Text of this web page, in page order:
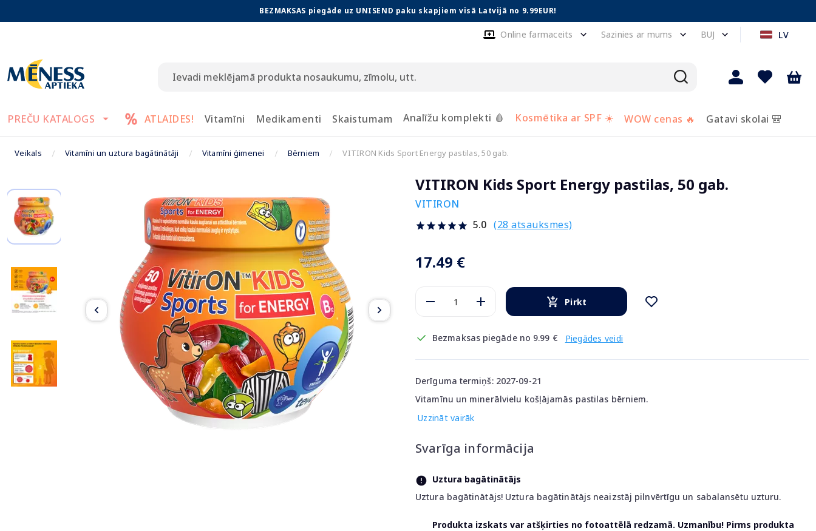
BEZMAKSAS piegāde uz UNISEND paku skapjiem visā Latvijā no 9.99EUR!
Online farmaceits Sazinies ar mums BUJ LV
PREČU KATALOGS ATLAIDES! Vitamīni Medikamenti Skaistumam Analīžu komplekti 🩸 Kosmētika ar SPF ☀️ WOW cenas 🔥 Gatavi skolai 🎒
Veikals Vitamīni un uztura bagātinātāji Vitamīni ģimenei Bērniem VITIRON Kids Sport Energy pastilas, 50 gab.
Item
VITIRON Kids Sport Energy pastilas, 50 gab.
VITIRON
5.0 (28 atsauksmes)
17.49 €
Pirkt
Bezmaksas piegāde no 9.99 € Piegādes veidi
Derīguma termiņš: 2027-09-21
Vitamīnu un minerālvielu košļājamās pastilas bērniem.
Uzzināt vairāk
Svarīga informācija
Uztura bagātinātājs
Uztura bagātinātājs! Uztura bagātinātājs neaizstāj pilnvērtīgu un sabalansētu uzturu.
Produkta izskats var atšķirties no fotoattēlā redzamā. Uzmanību! Pirms produkta